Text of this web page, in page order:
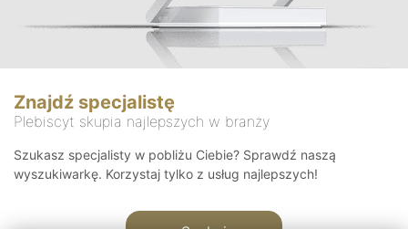
Znajdź specjalistę
Plebiscyt skupia najlepszych w branży
Szukasz specjalisty w pobliżu Ciebie? Sprawdź naszą
wyszukiwarkę. Korzystaj tylko z usług najlepszych!